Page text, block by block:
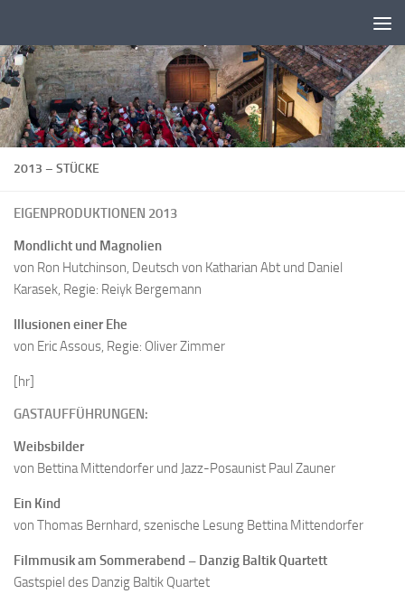
2013 – STÜCKE
EIGENPRODUKTIONEN 2013
Mondlicht und Magnolien
von Ron Hutchinson, Deutsch von Katharian Abt und Daniel
Karasek, Regie: Reiyk Bergemann
Illusionen einer Ehe
von Eric Assous, Regie: Oliver Zimmer
[hr]
GASTAUFFÜHRUNGEN:
Weibsbilder
von Bettina Mittendorfer und Jazz-Posaunist Paul Zauner
Ein Kind
von Thomas Bernhard, szenische Lesung Bettina Mittendorfer
Filmmusik am Sommerabend – Danzig Baltik Quartett
Gastspiel des Danzig Baltik Quartet